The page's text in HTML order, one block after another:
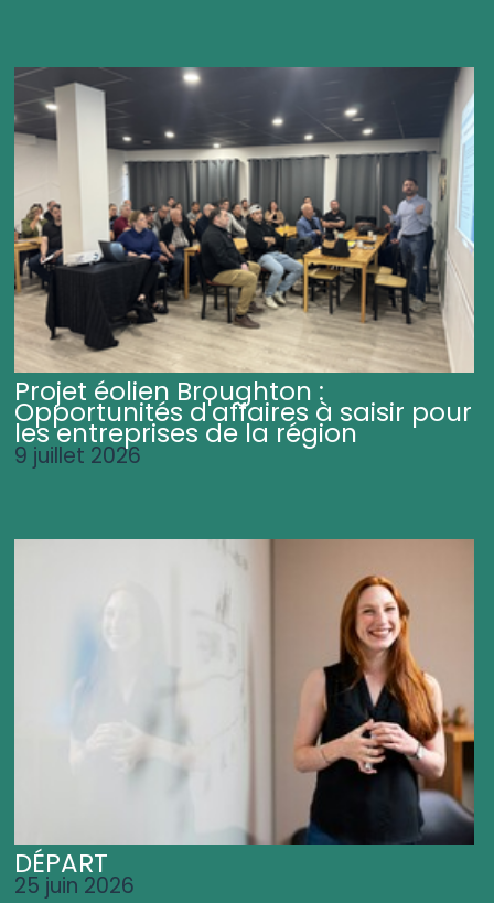
Projet éolien Broughton :
Opportunités d'affaires à saisir pour
les entreprises de la région
9 juillet 2026
DÉPART
25 juin 2026